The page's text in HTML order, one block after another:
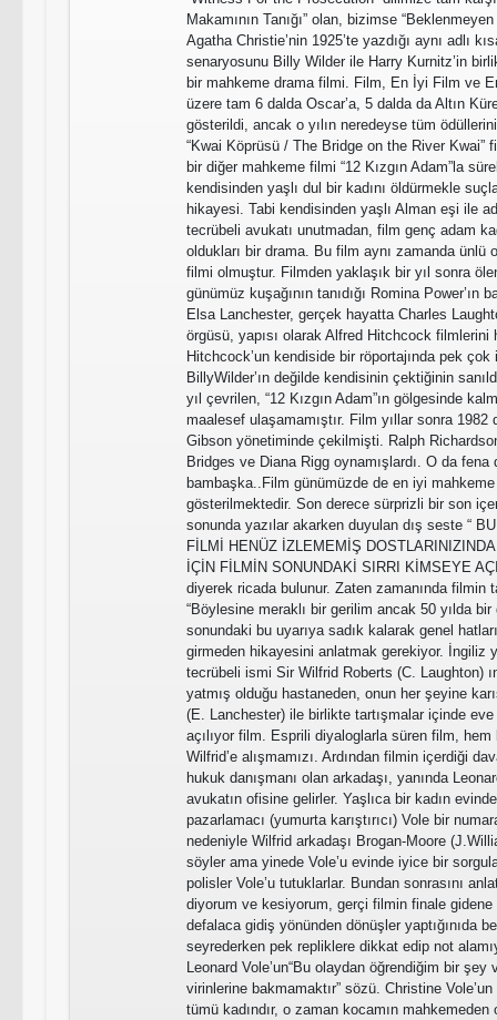
Makamının Tanığı” olan, bizimse
Agatha Christie’nin 1925’te yazdığı aynı adlı
senaryosunu Billy Wilder ile Harry Kurnitz’in
bir mahkeme drama filmi. Film, En İyi Film ve
üzere tam 6 dalda Oscar’a, 5 dalda da Altın
gösterildi, ancak o yılın neredeyse tüm
“Kwai Köprüsü / The Bridge on the River Kwai”
bir diğer mahkeme filmi “12 Kızgın Adam”la
kendisinden yaşlı dul bir kadını öldürmekle
hikayesi. Tabi kendisinden yaşlı Alman eşi ile
tecrübeli avukatı unutmadan, film genç adam
oldukları bir drama. Bu film aynı zamanda ünlü
filmi olmuştur. Filmden yaklaşık bir yıl sonra
günümüz kuşağının tanıdığı Romina Power’ın
Elsa Lanchester, gerçek hayatta Charles
örgüsü, yapısı olarak Alfred Hitchcock filmlerini
Hitchcock’un kendiside bir röportajında pek çok
BillyWilder’ın değilde kendisinin çektiğinin
yıl çevrilen, “12 Kızgın Adam”ın gölgesinde
maalesef ulaşamamıştır. Film yıllar sonra
Gibson yönetiminde çekilmişti. Ralph
Bridges ve Diana Rigg oynamışlardı. O da
bambaşka..Film günümüzde de en iyi mahkeme
gösterilmektedir. Son derece sürprizli bir son
sonunda yazılar akarken duyulan dış seste “
FİLMİ HENÜZ İZLEMEMİŞ
İÇİN FİLMİN SONUNDAKİ SIRRI KİMSEYE
diyerek ricada bulunur. Zaten zamanında filmin
“Böylesine meraklı bir gerilim ancak 50 yılda
sonundaki bu uyarıya sadık kalarak genel
girmeden hikayesini anlatmak gerekiyor. İngiliz
tecrübeli ismi Sir Wilfrid Roberts (C. Laughton)
yatmış olduğu hastaneden, onun her şeyine
(E. Lanchester) ile birlikte tartışmalar içinde
açılıyor film. Esprili diyaloglarla süren film, hem
Wilfrid’e alışmamızı. Ardından filmin içerdiği
hukuk danışmanı olan arkadaşı, yanında
avukatın ofisine gelirler. Yaşlıca bir kadın
pazarlamacı (yumurta karıştırıcı) Vole bir
nedeniyle Wilfrid arkadaşı Brogan-Moore
söyler ama yinede Vole’u evinde iyice bir
polisler Vole’u tutuklarlar. Bundan sonrasını
diyorum ve kesiyorum, gerçi filmin finale
defalaca gidiş yönünden dönüşler yaptığınıda
seyrederken pek repliklere dikkat edip not
Leonard Vole’un“Bu olaydan öğrendiğim bir şey
virinlerine bakmamaktır” sözü. Christine
tümü kadındır, o zaman kocamın mahkemeden